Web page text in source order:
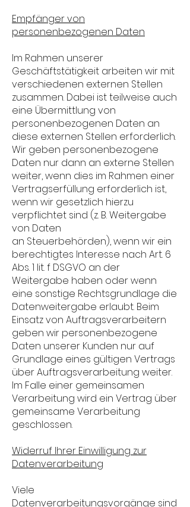
Empfänger von
personenbezogenen Daten
Im Rahmen unserer
Geschäftstätigkeit arbeiten wir mit
verschiedenen externen Stellen
zusammen. Dabei ist teilweise auch
eine Übermittlung von
personenbezogenen Daten an
diese externen Stellen erforderlich.
Wir geben personenbezogene
Daten nur dann an externe Stellen
weiter, wenn dies im Rahmen einer
Vertragserfüllung erforderlich ist,
wenn wir gesetzlich hierzu
verpflichtet sind (z. B. Weitergabe
von Daten
an Steuerbehörden), wenn wir ein
berechtigtes Interesse nach Art. 6
Abs. 1 lit. f DSGVO an der
Weitergabe haben oder wenn
eine sonstige Rechtsgrundlage die
Datenweitergabe erlaubt. Beim
Einsatz von Auftragsverarbeitern
geben wir personenbezogene
Daten unserer Kunden nur auf
Grundlage eines gültigen Vertrags
über Auftragsverarbeitung weiter.
Im Falle einer gemeinsamen
Verarbeitung wird ein Vertrag über
gemeinsame Verarbeitung
geschlossen.
Widerruf Ihrer Einwilligung zur
Datenverarbeitung
Viele
Datenverarbeitungsvorgänge sind